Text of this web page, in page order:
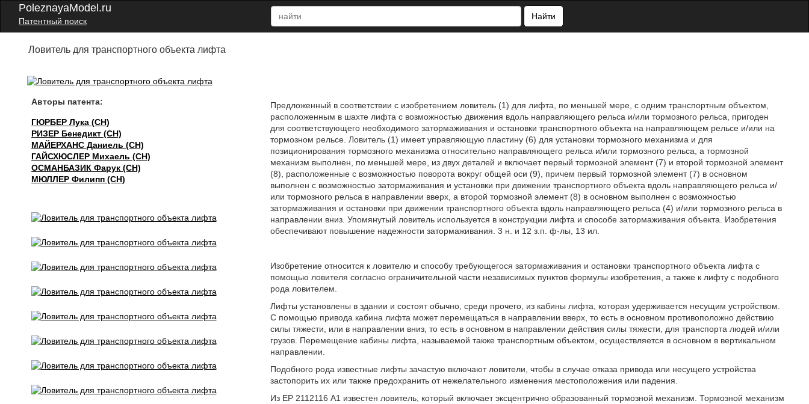
PoleznayaModel.ru
Патентный поиск
Найти
Ловитель для транспортного объекта лифта
Авторы патента:
ГЮРБЕР Лука (CH)
РИЗЕР Бенедикт (CH)
МАЙЕРХАНС Даниель (CH)
ГАЙСХЮСЛЕР Михаель (CH)
ОСМАНБАЗИК Фарук (CH)
МЮЛЛЕР Филипп (CH)
Предложенный в соответствии с изобретением ловитель (1) для лифта, по меньшей мере, с одним транспортным объектом,
расположенным в шахте лифта с возможностью движения вдоль направляющего рельса и/или тормозного рельса, пригоден
для соответствующего необходимого затормаживания и остановки транспортного объекта на направляющем рельсе и/или на
тормозном рельсе. Ловитель (1) имеет управляющую пластину (6) для установки тормозного механизма и для
позиционирования тормозного механизма относительно направляющего рельса и/или тормозного рельса, а тормозной
механизм выполнен, по меньшей мере, из двух деталей и включает первый тормозной элемент (7) и второй тормозной элемент
(8), расположенные с возможностью поворота вокруг общей оси (9), причем первый тормозной элемент (7) в основном
выполнен с возможностью затормаживания и установки при движении транспортного объекта вдоль направляющего рельса и/
или тормозного рельса в направлении вверх, а второй тормозной элемент (8) в основном выполнен с возможностью
затормаживания и остановки при движении транспортного объекта вдоль направляющего рельса (4) и/или тормозного рельса в
направлении вниз. Упомянутый ловитель используется в конструкции лифта и способе затормаживания объекта. Изобретения
обеспечивают повышение надежности затормаживания. 3 н. и 12 з.п. ф-лы, 13 ил.
Изобретение относится к ловителю и способу требующегося затормаживания и остановки транспортного объекта лифта с
помощью ловителя согласно ограничительной части независимых пунктов формулы изобретения, а также к лифту с подобного
рода ловителем.
Лифты установлены в здании и состоят обычно, среди прочего, из кабины лифта, которая удерживается несущим устройством.
С помощью привода кабина лифта может перемещаться в направлении вверх, то есть в основном противоположно действию
силы тяжести, или в направлении вниз, то есть в основном в направлении действия силы тяжести, для транспорта людей и/или
грузов. Перемещение кабины лифта, называемой также транспортным объектом, осуществляется в основном в вертикальном
направлении.
Подобного рода известные лифты зачастую включают ловители, чтобы в случае отказа привода или несущего устройства
застопорить их или также предохранить от нежелательного изменения местоположения или падения.
Из ЕР 2112116 А1 известен ловитель, который включает эксцентрично образованный тормозной механизм. Тормозной механизм